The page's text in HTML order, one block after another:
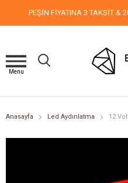
PEŞİN FİYATINA 3 TAKSİT &
Menu
Anasayfa Led Aydınlatma 12